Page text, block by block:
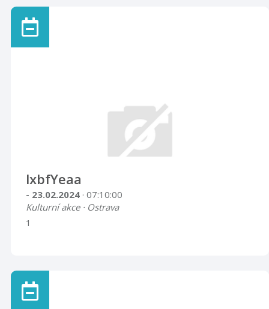
lxbfYeaa
- 23.02.2024 · 07:10:00
Kulturní akce · Ostrava
1